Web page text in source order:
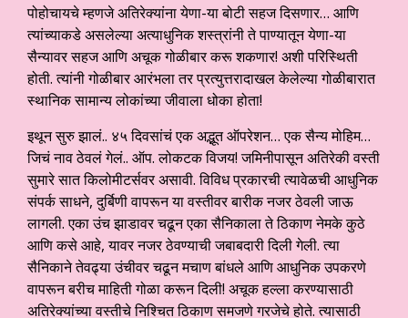
पोहोचायचे म्हणजे अतिरेक्यांना येणा-या बोटी सहज दिसणार… आणि
त्यांच्याकडे असलेल्या अत्याधुनिक शस्त्रांनी ते पाण्यातून येणा-या
सैन्यावर सहज आणि अचूक गोळीबार करू शकणार! अशी परिस्थिती
होती. त्यांनी गोळीबार आरंभला तर प्रत्युत्तरादाखल केलेल्या गोळीबारात
स्थानिक सामान्य लोकांच्या जीवाला धोका होता!
इथून सुरु झालं.. ४५ दिवसांचं एक अद्भूत ऑपरेशन… एक सैन्य मोहिम…
जिचं नाव ठेवलं गेलं.. ऑप. लोकटक विजय! जमिनीपासून अतिरेकी वस्ती
सुमारे सात किलोमीटर्सवर असावी. विविध प्रकारची त्यावेळची आधुनिक
संपर्क साधने, दुर्बिणी वापरून या वस्तीवर बारीक नजर ठेवली जाऊ
लागली. एका उंच झाडावर चढून एका सैनिकाला ते ठिकाण नेमके कुठे
आणि कसे आहे, यावर नजर ठेवण्याची जबाबदारी दिली गेली. त्या
सैनिकाने तेवढ्या उंचीवर चढून मचाण बांधले आणि आधुनिक उपकरणे
वापरून बरीच माहिती गोळा करून दिली! अचूक हल्ला करण्यासाठी
अतिरेक्यांच्या वस्तीचे निश्चित ठिकाण समजणे गरजेचे होते. त्यासाठी